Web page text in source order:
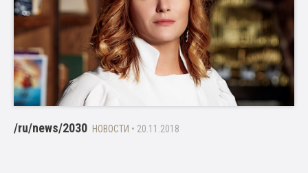
/ru/news/2030 НОВОСТИ • 20.11.2018